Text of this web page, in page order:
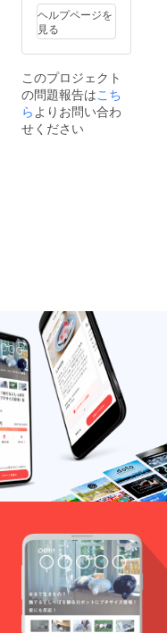
ヘルプページを
見る
このプロジェクト
の問題報告はこち
らよりお問い合わ
せください